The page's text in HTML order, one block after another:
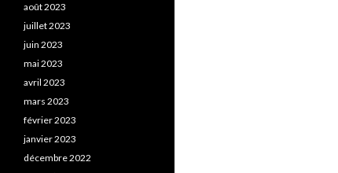
août 2023
juillet 2023
juin 2023
mai 2023
avril 2023
mars 2023
février 2023
janvier 2023
décembre 2022